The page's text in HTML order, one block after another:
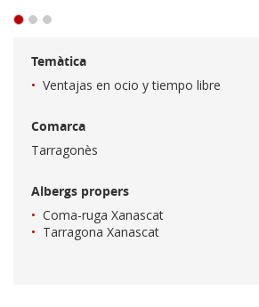
Temàtica
Ventajas en ocio y tiempo libre
Comarca
Tarragonès
Albergs propers
Coma-ruga Xanascat
Tarragona Xanascat